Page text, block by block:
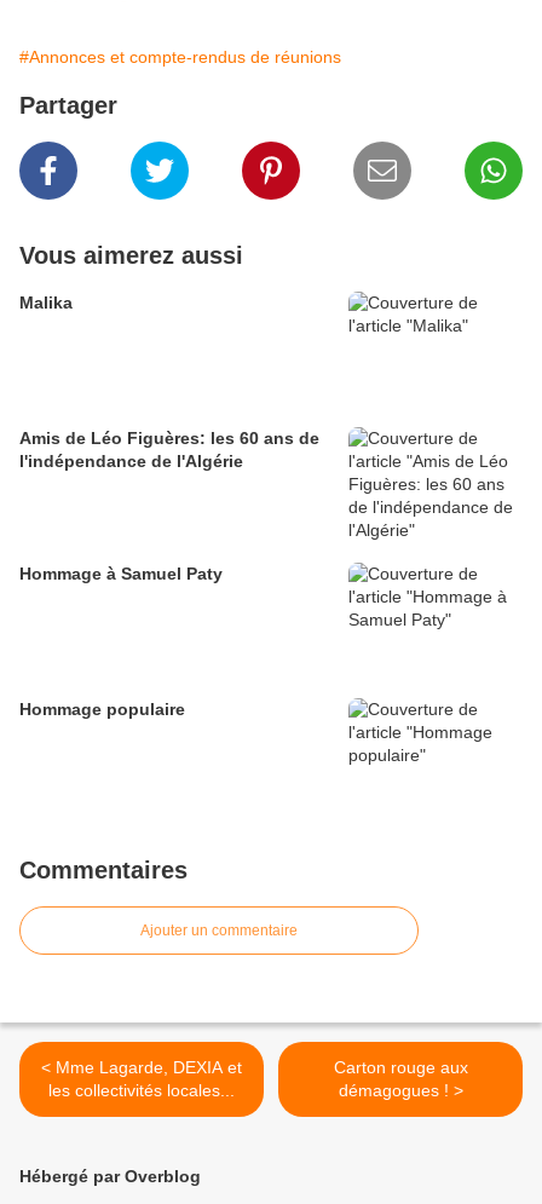
#Annonces et compte-rendus de réunions
Partager
Vous aimerez aussi
Malika
Amis de Léo Figuères: les 60 ans de
l'indépendance de l'Algérie
Hommage à Samuel Paty
Hommage populaire
Commentaires
Ajouter un commentaire
< Mme Lagarde, DEXIA et
les collectivités locales...
Carton rouge aux
démagogues ! >
Hébergé par Overblog